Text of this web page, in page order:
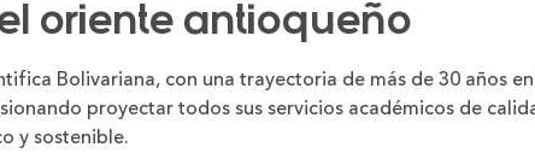
oriente antioqueño
Bolivariana, con una trayectoria de más de 30 años
proyectar todos sus servicios académicos de
y sostenible.